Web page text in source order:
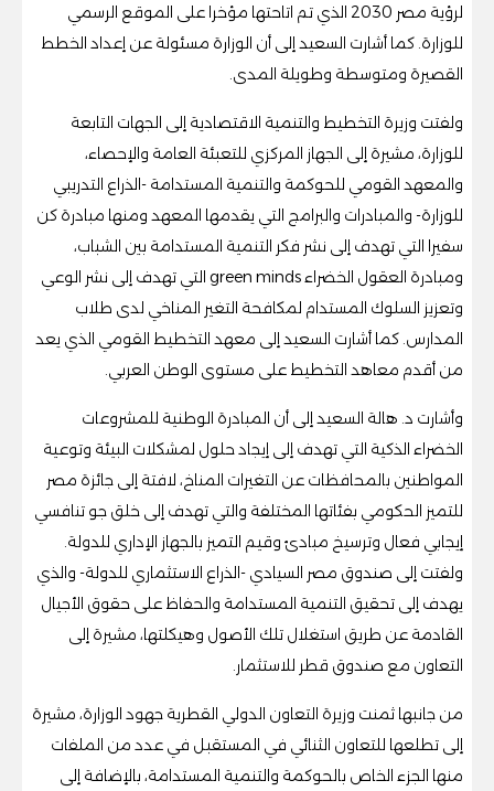
لرؤية مصر 2030 الذي تم اتاحتها مؤخرا على الموقع الرسمي
للوزارة. كما أشارت السعيد إلى أن الوزارة مسئولة عن إعداد الخطط
القصيرة ومتوسطة وطويلة المدى.
ولفتت وزيرة التخطيط والتنمية الاقتصادية إلى الجهات التابعة
للوزارة، مشيرة إلى الجهاز المركزي للتعبئة العامة والإحصاء،
والمعهد القومي للحوكمة والتنمية المستدامة -الذراع التدريبي
للوزارة- والمبادرات والبرامج التي يقدمها المعهد ومنها مبادرة كن
سفيرا التي تهدف إلى نشر فكر التنمية المستدامة بين الشباب،
ومبادرة العقول الخضراء green minds التي تهدف إلى نشر الوعي
وتعزيز السلوك المستدام لمكافحة التغير المناخي لدى طلاب
المدارس. كما أشارت السعيد إلى معهد التخطيط القومي الذي يعد
من أقدم معاهد التخطيط على مستوى الوطن العربي.
وأشارت د. هالة السعيد إلى أن المبادرة الوطنية للمشروعات
الخضراء الذكية التي تهدف إلى إيجاد حلول لمشكلات البيئة وتوعية
المواطنين بالمحافظات عن التغيرات المناخ، لافتة إلى جائزة مصر
للتميز الحكومي بفئاتها المختلفة والتي تهدف إلى خلق جو تنافسي
إيجابي فعال وترسيخ مبادئ وقيم التميز بالجهاز الإداري للدولة.
ولفتت إلى صندوق مصر السيادي -الذراع الاستثماري للدولة- والذي
يهدف إلى تحقيق التنمية المستدامة والحفاظ على حقوق الأجيال
القادمة عن طريق استغلال تلك الأصول وهيكلتها، مشيرة إلى
التعاون مع صندوق قطر للاستثمار.
من جانبها ثمنت وزيرة التعاون الدولي القطرية جهود الوزارة، مشيرة
إلى تطلعها للتعاون الثنائي في المستقبل في عدد من الملفات
منها الجزء الخاص بالحوكمة والتنمية المستدامة، بالإضافة إلى